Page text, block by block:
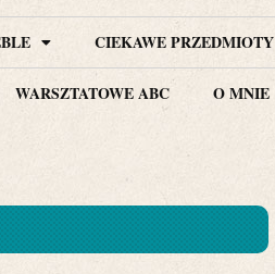
CIEKAWE PRZEDMIOTY
WARSZTATOWE ABC O MNIE